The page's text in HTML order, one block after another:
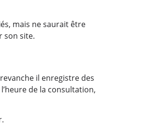
mais ne saurait être
son site.
il enregistre des
de la consultation,